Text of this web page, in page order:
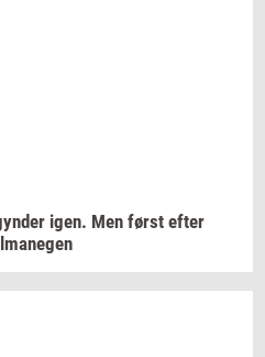
igen. Men først efter